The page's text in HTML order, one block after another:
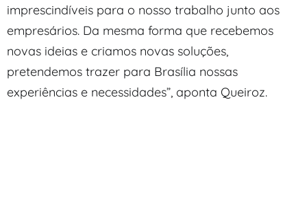
imprescindíveis para o nosso trabalho junto aos
empresários. Da mesma forma que recebemos
novas ideias e criamos novas soluções,
pretendemos trazer para Brasília nossas
experiências e necessidades”, aponta Queiroz.